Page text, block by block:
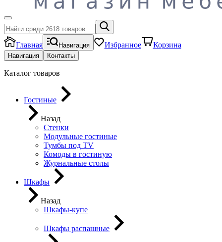
Главная Навигация Избранное Корзина
Навигация Контакты
Каталог товаров
Гостиные
Назад
Стенки
Модульные гостиные
Тумбы под ТV
Комоды в гостиную
Журнальные столы
Шкафы
Назад
Шкафы-купе
Шкафы распашные